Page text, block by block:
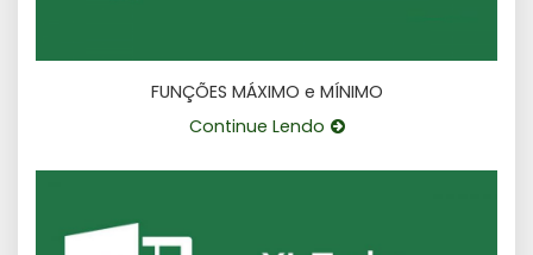
FUNÇÕES MÁXIMO e MÍNIMO
Continue Lendo